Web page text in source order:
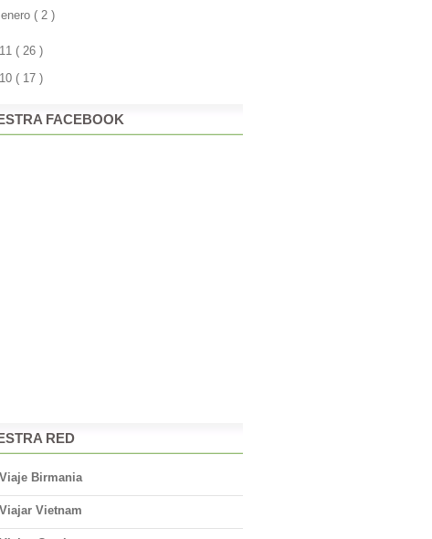
enero ( 2 )
( 26 )
( 17 )
FACEBOOK
RED
Viaje Birmania
Viajar Vietnam